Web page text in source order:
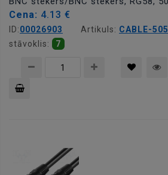
Cena: 4.13 €
ID:00026903 Artikuls: CABLE-
stāvoklis:
7